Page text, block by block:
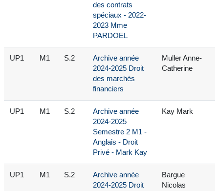
des contrats
spéciaux - 2022-
2023 Mme
PARDOEL
UP1 M1 S.2
Archive année
2024-2025 Droit
des marchés
financiers
Muller Anne-
Catherine
UP1 M1 S.2
Archive année
2024-2025
Semestre 2 M1 -
Anglais - Droit
Privé - Mark Kay
Kay Mark
UP1 M1 S.2
Archive année
2024-2025 Droit
Bargue
Nicolas